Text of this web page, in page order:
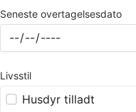
Seneste overtagelsesdato
Livsstil
Husdyr tilladt